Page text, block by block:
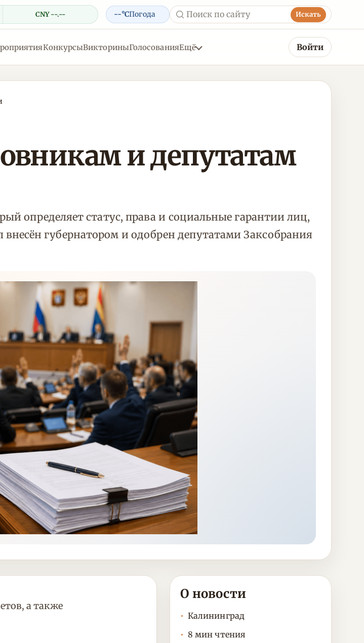
CNY --.-- --°CПогода Искать
КонкурсыВикториныГолосованияЕщё Войти
и депутатам
определяет статус, права и социальные гарантии лиц,
губернатором и одобрен депутатами Заксобрания
а также
О новости
Калининград
8 мин чтения